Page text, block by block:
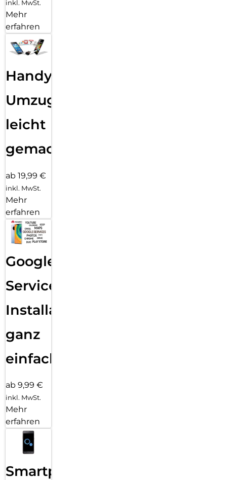
inkl. MwSt.
Mehr
erfahren
Handy
Umzug
leicht
gemacht!
ab 19,99 €
inkl. MwSt.
Mehr
erfahren
Google
Services
Installation
ganz
einfach
ab 9,99 €
inkl. MwSt.
Mehr
erfahren
Smartphone